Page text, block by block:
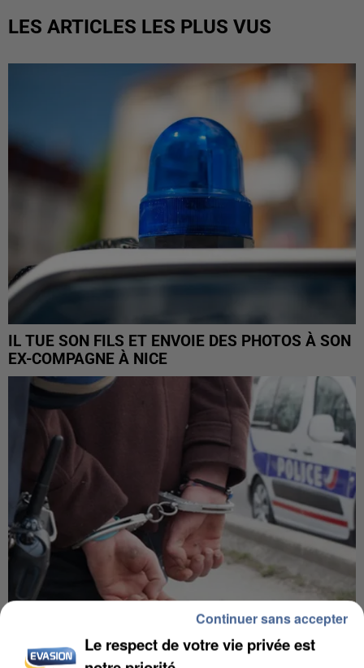
LES ARTICLES LES PLUS VUS
IL TUE SON FILS ET ENVOIE DES PHOTOS À SON
EX-COMPAGNE À NICE
L’UN DES FONDATEURS SUPPOSÉS DE LA DZ
Le respect de votre vie privée est
Continuer sans accepter